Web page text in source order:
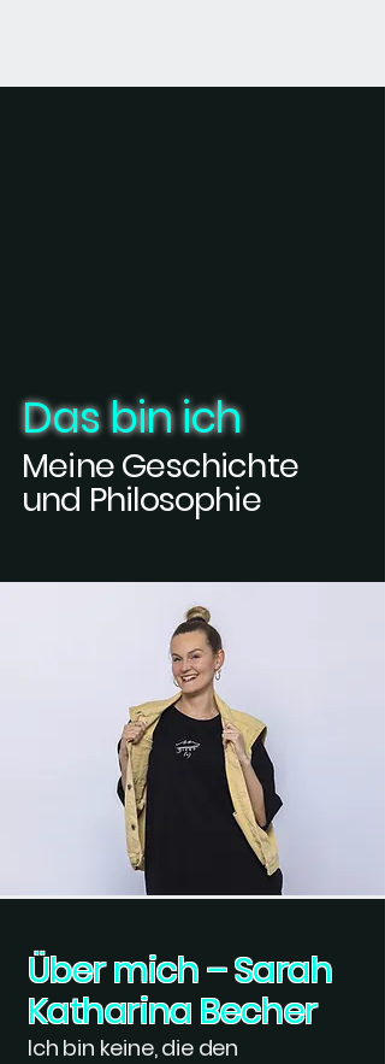
Das bin ich
Meine Geschichte
und Philosophie
Über mich – Sarah
Katharina Becher
Ich bin keine, die den